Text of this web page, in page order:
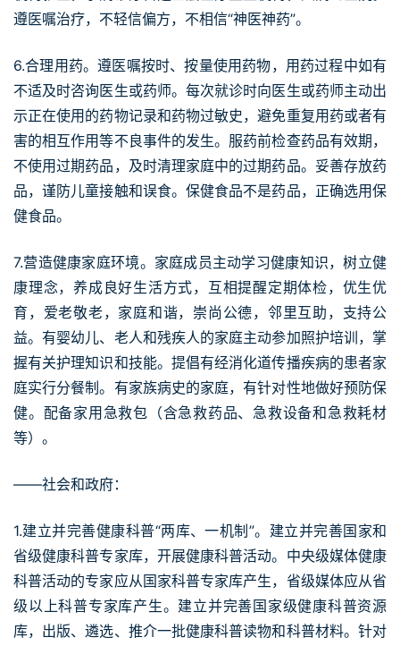
遵医嘱治疗，不轻信偏方，不相信“神医神药”。
6.合理用药。遵医嘱按时、按量使用药物，用药过程中如有
不适及时咨询医生或药师。每次就诊时向医生或药师主动出
示正在使用的药物记录和药物过敏史，避免重复用药或者有
害的相互作用等不良事件的发生。服药前检查药品有效期，
不使用过期药品，及时清理家庭中的过期药品。妥善存放药
品，谨防儿童接触和误食。保健食品不是药品，正确选用保
健食品。
7.营造健康家庭环境。家庭成员主动学习健康知识，树立健
康理念，养成良好生活方式，互相提醒定期体检，优生优
育，爱老敬老，家庭和谐，崇尚公德，邻里互助，支持公
益。有婴幼儿、老人和残疾人的家庭主动参加照护培训，掌
握有关护理知识和技能。提倡有经消化道传播疾病的患者家
庭实行分餐制。有家族病史的家庭，有针对性地做好预防保
健。配备家用急救包（含急救药品、急救设备和急救耗材
等）。
——社会和政府：
1.建立并完善健康科普“两库、一机制”。建立并完善国家和
省级健康科普专家库，开展健康科普活动。中央级媒体健康
科普活动的专家应从国家科普专家库产生，省级媒体应从省
级以上科普专家库产生。建立并完善国家级健康科普资源
库，出版、遴选、推介一批健康科普读物和科普材料。针对